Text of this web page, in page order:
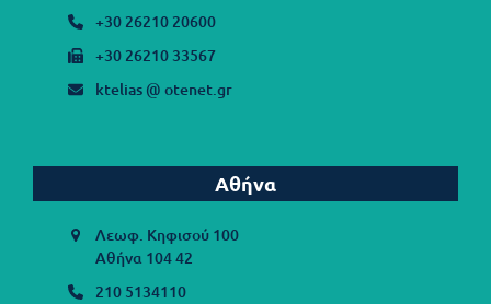
+30 26210 20600
+30 26210 33567
ktelias @ otenet.gr
Αθήνα
Λεωφ. Κηφισού 100
Αθήνα 104 42
210 5134110